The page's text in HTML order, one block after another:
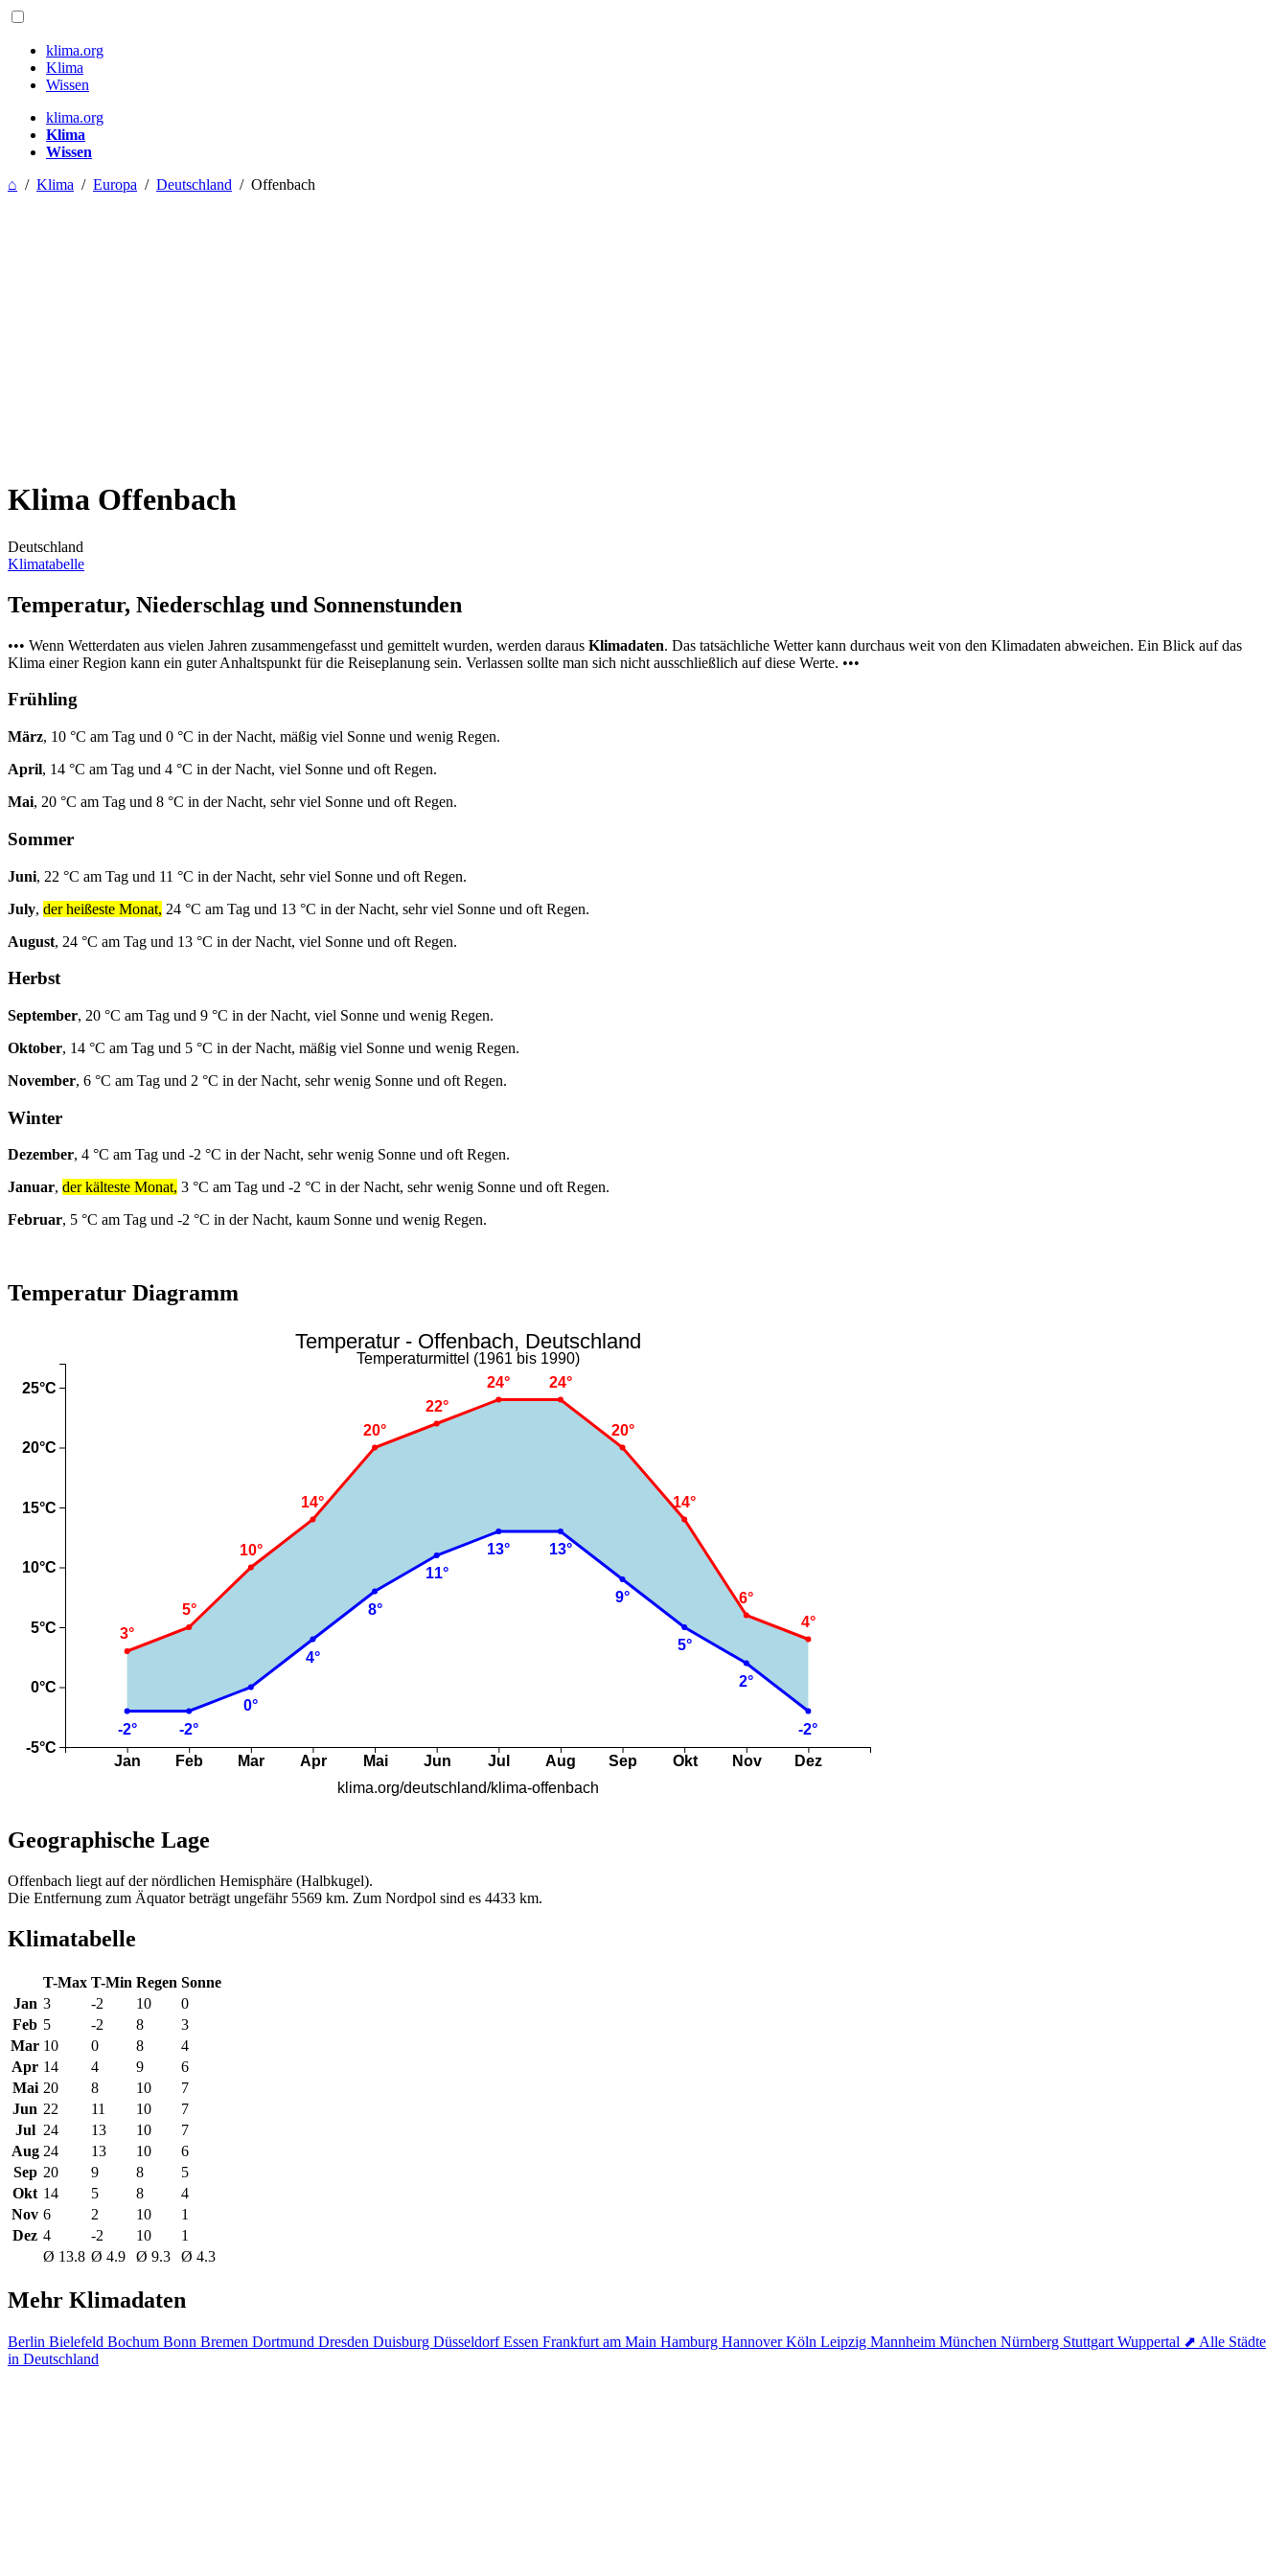
klima.org
Klima
Wissen
klima.org
Klima
Wissen
⌂ / Klima / Europa / Deutschland / Offenbach
Klima Offenbach
Deutschland
Klimatabelle
Temperatur, Niederschlag und Sonnenstunden
••• Wenn Wetterdaten aus vielen Jahren zusammengefasst und gemittelt wurden, werden daraus Klimadaten. Das tatsächliche Wetter kann durchaus weit von den Klimadaten abweichen. Ein Blick auf das
Klima einer Region kann ein guter Anhaltspunkt für die Reiseplanung sein. Verlassen sollte man sich nicht ausschließlich auf diese Werte. •••
Frühling
März, 10 °C am Tag und 0 °C in der Nacht, mäßig viel Sonne und wenig Regen.
April, 14 °C am Tag und 4 °C in der Nacht, viel Sonne und oft Regen.
Mai, 20 °C am Tag und 8 °C in der Nacht, sehr viel Sonne und oft Regen.
Sommer
Juni, 22 °C am Tag und 11 °C in der Nacht, sehr viel Sonne und oft Regen.
July, der heißeste Monat, 24 °C am Tag und 13 °C in der Nacht, sehr viel Sonne und oft Regen.
August, 24 °C am Tag und 13 °C in der Nacht, viel Sonne und oft Regen.
Herbst
September, 20 °C am Tag und 9 °C in der Nacht, viel Sonne und wenig Regen.
Oktober, 14 °C am Tag und 5 °C in der Nacht, mäßig viel Sonne und wenig Regen.
November, 6 °C am Tag und 2 °C in der Nacht, sehr wenig Sonne und oft Regen.
Winter
Dezember, 4 °C am Tag und -2 °C in der Nacht, sehr wenig Sonne und oft Regen.
Januar, der kälteste Monat, 3 °C am Tag und -2 °C in der Nacht, sehr wenig Sonne und oft Regen.
Februar, 5 °C am Tag und -2 °C in der Nacht, kaum Sonne und wenig Regen.
Temperatur Diagramm
Geographische Lage
Offenbach liegt auf der nördlichen Hemisphäre (Halbkugel).
Die Entfernung zum Äquator beträgt ungefähr 5569 km. Zum Nordpol sind es 4433 km.
Klimatabelle
T-Max T-Min Regen Sonne
Jan 3 -2 10
0
Feb 5 -2 8
3
Mar 10 0 8
4
Apr 14 4 9
6
Mai 20 8 10
7
Jun 22 11 10
7
Jul 24 13 10
7
Aug 24 13 10
6
Sep 20 9 8
5
Okt 14 5 8
4
Nov 6 2 10
1
Dez 4 -2 10
1
Ø 13.8 Ø 4.9 Ø 9.3 Ø 4.3
Mehr Klimadaten
Berlin Bielefeld Bochum Bonn Bremen Dortmund Dresden Duisburg DüsseldorfEssen Frankfurt am Main Hamburg HannoverKöln Leipzig Mannheim München Nürnberg Stuttgart Wuppertal ⬈ Alle Städte
in Deutschland